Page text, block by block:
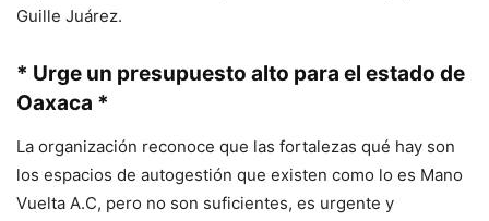
Guille Juárez.
* Urge un presupuesto alto para el estado de
Oaxaca *
La organización reconoce que las fortalezas qué hay son
los espacios de autogestión que existen como lo es Mano
Vuelta A.C, pero no son suficientes, es urgente y